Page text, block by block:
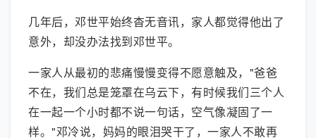
几年后，邓世平始终杳无音讯，家人都觉得他出了
意外，却没办法找到邓世平。
一家人从最初的悲痛慢慢变得不愿意触及，"爸爸
不在，我们总是笼罩在乌云下，有时候我们三个人
在一起一个小时都不说一句话，空气像凝固了一
样。"邓冷说，妈妈的眼泪哭干了，一家人不敢再